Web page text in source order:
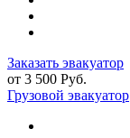
Заказать эвакуатор
от 3 500 Руб.
Грузовой эвакуатор